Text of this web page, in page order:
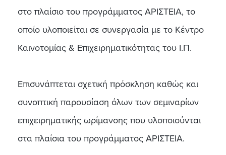
στο πλαίσιο του προγράμματος ΑΡΙΣΤΕΙΑ, το
οποίο υλοποιείται σε συνεργασία με το Κέντρο
Καινοτομίας & Επιχειρηματικότητας του Ι.Π.
Επισυνάπτεται σχετική πρόσκληση καθώς και
συνοπτική παρουσίαση όλων των σεμιναρίων
επιχειρηματικής ωρίμανσης που υλοποιούνται
στα πλαίσια του προγράμματος ΑΡΙΣΤΕΙΑ.